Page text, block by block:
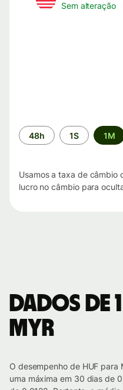
Sem alteração
Período
de
48h 1S 1M
Usamos a taxa de câmbio
lucro no câmbio para
Dados de
MYR
O desempenho de HUF para
uma máxima em 30 dias de